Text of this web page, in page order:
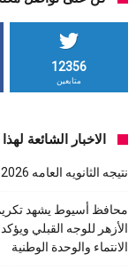
12356
متابعين
الاخبار الشائعة
نتيجه الثانويه العامه 2026 بالاسم ورقم الجلوس
محافظ أسيوط يشهد
الأزهر للوجه القبلي
الانتماء والوحدة الوطنية